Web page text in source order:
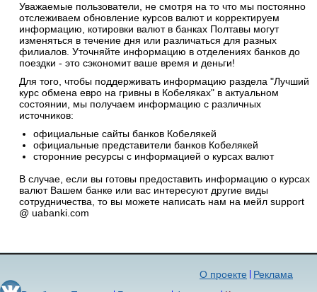
Уважаемые пользователи, не смотря на то что мы постоянно
отслеживаем обновление курсов валют и корректируем
информацию, котировки валют в банках Полтавы могут
изменяться в течение дня или различаться для разных
филиалов. Уточняйте информацию в отделениях банков до
поездки - это сэкономит ваше время и деньги!
Для того, чтобы поддерживать информацию раздела "Лучший
курс обмена евро на гривны в Кобеляках" в актуальном
состоянии, мы получаем информацию с различных
источников:
официальные сайты банков Кобелякей
официальные представители банков Кобелякей
сторонние ресурсы с информацией о курсах валют
В случае, если вы готовы предоставить информацию о курсах
валют Вашем банке или вас интересуют другие виды
сотрудничества, то вы можете написать нам на мейл support
@ uabanki.com
Реклама
О проекте